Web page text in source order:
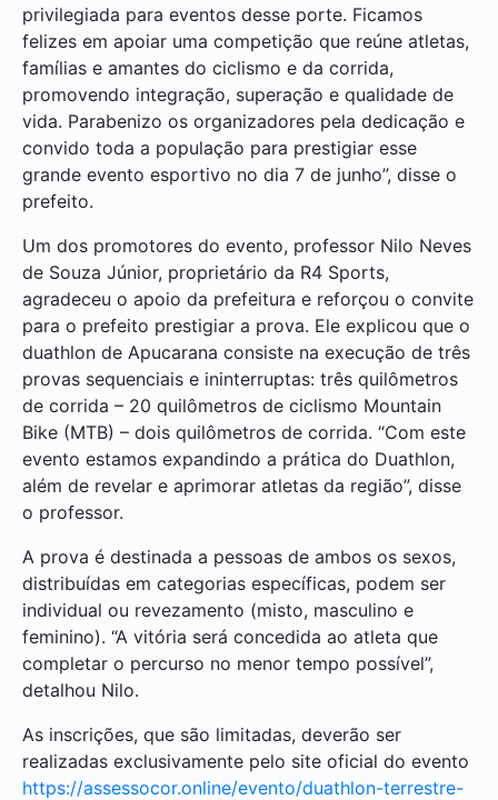
privilegiada para eventos desse porte. Ficamos
felizes em apoiar uma competição que reúne atletas,
famílias e amantes do ciclismo e da corrida,
promovendo integração, superação e qualidade de
vida. Parabenizo os organizadores pela dedicação e
convido toda a população para prestigiar esse
grande evento esportivo no dia 7 de junho”, disse o
prefeito.
Um dos promotores do evento, professor Nilo Neves
de Souza Júnior, proprietário da R4 Sports,
agradeceu o apoio da prefeitura e reforçou o convite
para o prefeito prestigiar a prova. Ele explicou que o
duathlon de Apucarana consiste na execução de três
provas sequenciais e ininterruptas: três quilômetros
de corrida – 20 quilômetros de ciclismo Mountain
Bike (MTB) – dois quilômetros de corrida. “Com este
evento estamos expandindo a prática do Duathlon,
além de revelar e aprimorar atletas da região”, disse
o professor.
A prova é destinada a pessoas de ambos os sexos,
distribuídas em categorias específicas, podem ser
individual ou revezamento (misto, masculino e
feminino). “A vitória será concedida ao atleta que
completar o percurso no menor tempo possível”,
detalhou Nilo.
As inscrições, que são limitadas, deverão ser
realizadas exclusivamente pelo site oficial do evento
https://assessocor.online/evento/duathlon-terrestre-